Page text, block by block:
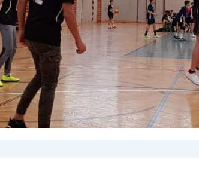
Jugendcoaching
Facebook Fanpage
Unsere Sponsoren